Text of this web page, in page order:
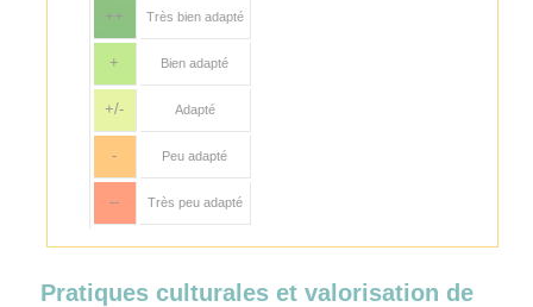
++
Très bien adapté
+ Bien adapté
+/- Adapté
- Peu adapté
-- Très peu adapté
Pratiques culturales et valorisation de